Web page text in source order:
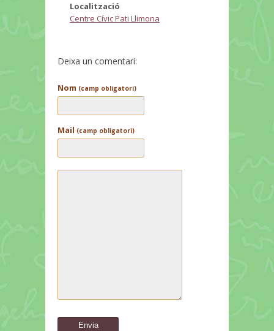
Localització
Centre Cívic Pati Llimona
Deixa un comentari:
Nom (camp obligatori)
Mail (camp obligatori)